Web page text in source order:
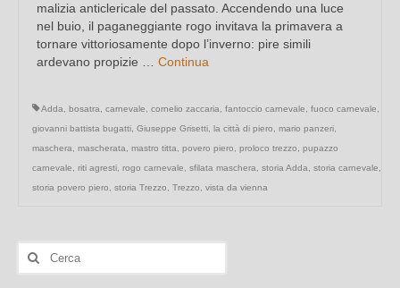
malizia anticlericale del passato. Accendendo una luce
nel buio, il paganeggiante rogo invitava la primavera a
tornare vittoriosamente dopo l’inverno: pire simili
ardevano propizie … Continua
Adda bosatra carnevale cornelio zaccaria fantoccio carnevale fuoco carnevale
giovanni battista bugatti Giuseppe Grisetti la città di piero mario panzeri
maschera
mascherata mastro titta povero piero proloco trezzo
pupazzo
carnevale
riti agresti rogo carnevale sfilata maschera storia Adda storia carnevale
storia povero piero
storia Trezzo Trezzo vista da vienna
Cerca: